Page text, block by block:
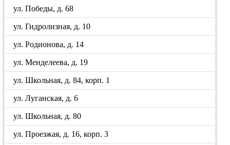
ул. Победы, д. 68
ул. Гидролизная, д. 10
ул. Родионова, д. 14
ул. Менделеева, д. 19
ул. Школьная, д. 84, корп. 1
ул. Луганская, д. 6
ул. Школьная, д. 80
ул. Проезжая, д. 16, корп. 3